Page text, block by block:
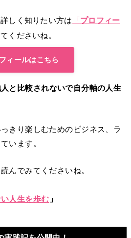
しく知りたい方は 「プロフィー
くださいね。
ィールはこちら
と比較されないで自分軸の人生
きり楽しむためのビジネス、ラ
います。
んでみてくださいね。
人生を歩む 」